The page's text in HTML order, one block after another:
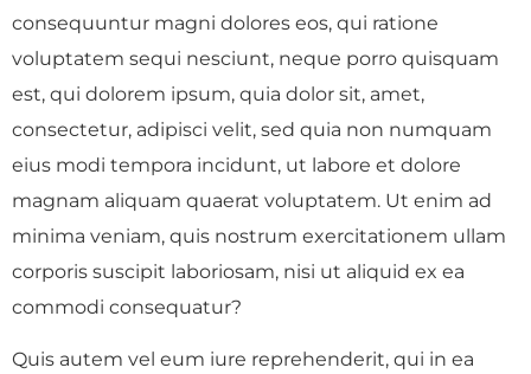
consequuntur magni dolores eos, qui ratione
voluptatem sequi nesciunt, neque porro quisquam
est, qui dolorem ipsum, quia dolor sit, amet,
consectetur, adipisci velit, sed quia non numquam
eius modi tempora incidunt, ut labore et dolore
magnam aliquam quaerat voluptatem. Ut enim ad
minima veniam, quis nostrum exercitationem ullam
corporis suscipit laboriosam, nisi ut aliquid ex ea
commodi consequatur?
Quis autem vel eum iure reprehenderit, qui in ea